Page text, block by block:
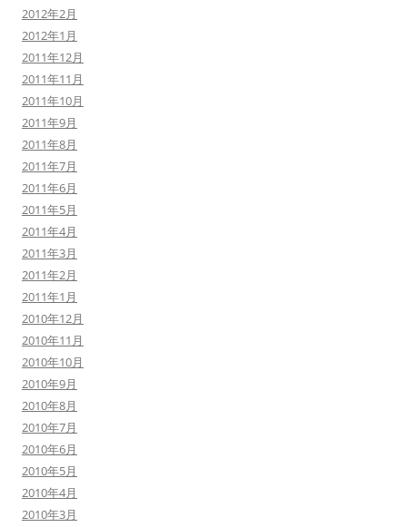
2012年2月
2012年1月
2011年12月
2011年11月
2011年10月
2011年9月
2011年8月
2011年7月
2011年6月
2011年5月
2011年4月
2011年3月
2011年2月
2011年1月
2010年12月
2010年11月
2010年10月
2010年9月
2010年8月
2010年7月
2010年6月
2010年5月
2010年4月
2010年3月